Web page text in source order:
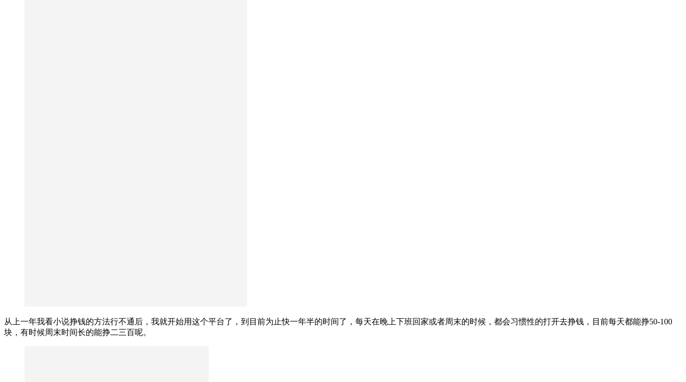
从上一年我看小说挣钱的方法行不通后，我就开始用这个平台了，到目前为止快一年半的时间了，每天在晚上下班回家或者周末的时候，都会习惯性的打开去挣钱，目前每天都能挣50-100
块，有时候周末时间长的能挣二三百呢。